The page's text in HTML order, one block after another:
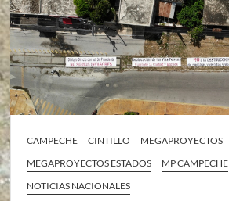
CAMPECHE CINTILLO
MEGAPROYECTOS
MEGAPROYECTOS ESTADOS
MP CAMPECHE
NOTICIAS NACIONALES